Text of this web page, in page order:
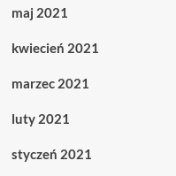
maj 2021
kwiecień 2021
marzec 2021
luty 2021
styczeń 2021